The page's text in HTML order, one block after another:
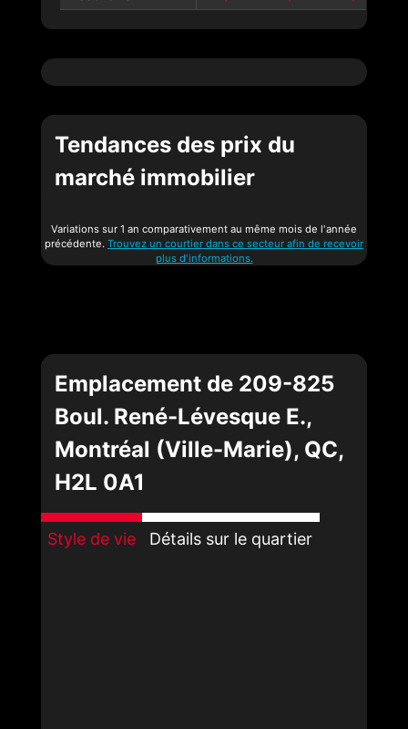
Tendances des prix du
marché immobilier
Variations sur 1 an comparativement au même mois de l'année
précédente. Trouvez un courtier dans ce secteur afin de recevoir
plus d'informations.
Emplacement de 209-825
Boul. René-Lévesque E.,
Montréal (Ville-Marie), QC,
H2L 0A1
Style de vie Détails sur le quartier